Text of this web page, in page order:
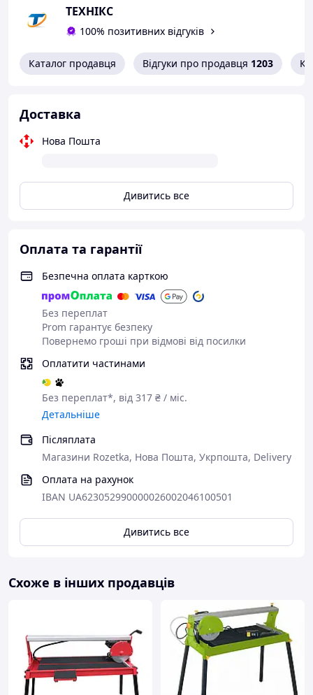
ТЕХНІКС
100% позитивних відгуків
Каталог продавця Відгуки про продавця 1203
Доставка
Нова Пошта
Дивитись все
Оплата та гарантії
Безпечна оплата карткою
Без переплат
Prom гарантує безпеку
Повернемо гроші при відмові від посилки
Оплатити частинами
Без переплат*, від 317 ₴ / міс.
Детальніше
Післяплата
Магазини Rozetka, Нова Пошта, Укрпошта, Delivery
Оплата на рахунок
IBAN UA623052990000026002046100501
Дивитись все
Схоже в інших продавців